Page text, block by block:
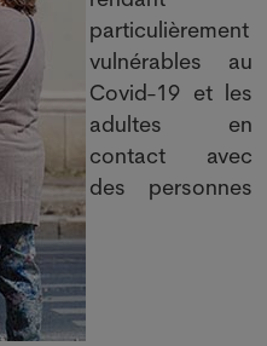
particulièrement
vulnérables au
Covid-19 et les
adultes en
contact avec
des personnes